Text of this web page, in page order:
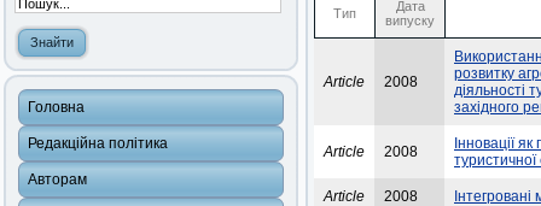
Головна
Редакційна політика
Авторам
Тип
Дата
випуску
Article 2008
розвитку
діяльності
західного
Article 2008
Інновації
туристичної
Article 2008 Інтегровані